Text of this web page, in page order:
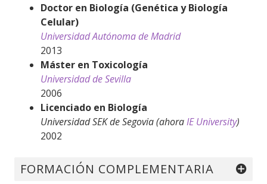
Doctor en Biología (Genética y Biología
Celular)
Universidad Autónoma de Madrid
2013
Máster en Toxicología
Universidad de Sevilla
2006
Licenciado en Biología
Universidad SEK de Segovia (ahoraIE University)
2002
FORMACIÓN COMPLEMENTARIA